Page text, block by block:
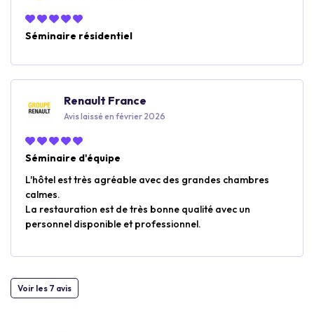
Séminaire résidentiel
Renault France
Avis laissé en février 2026
Séminaire d'équipe
L'hôtel est très agréable avec des grandes chambres
calmes.
La restauration est de très bonne qualité avec un
personnel disponible et professionnel.
Voir les 7 avis